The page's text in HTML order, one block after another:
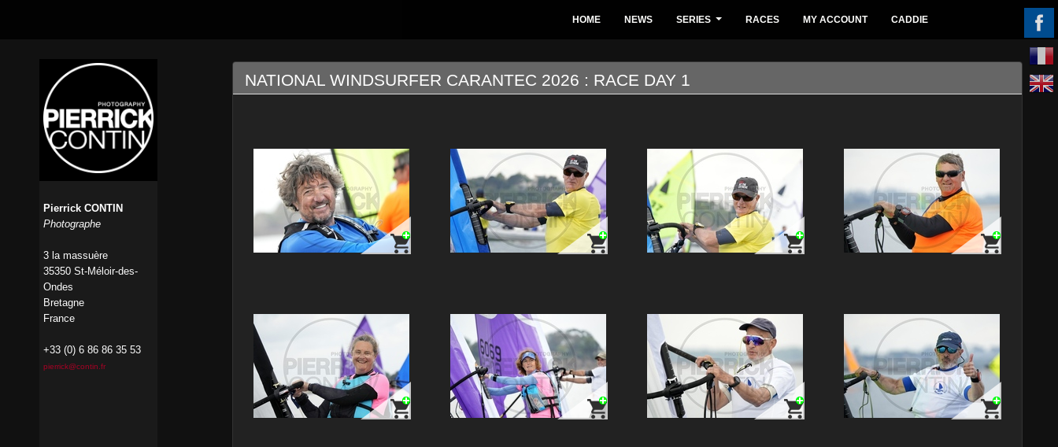
NATIONAL WINDSURFER CARANTEC 2026 : RACE DAY 1
HOME NEWS SERIES RACES MY ACCOUNT CADDIE
Pierrick CONTIN
Photographe
3 la massuère
35350 St-Méloir-des-
Ondes
Bretagne
France
+33 (0) 6 86 86 35 53
pierrick@contin.fr